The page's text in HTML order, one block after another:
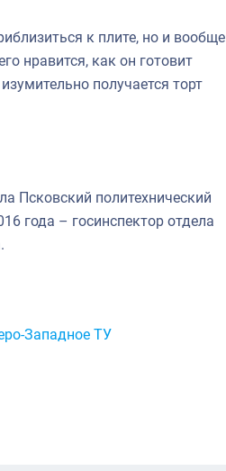
к плите, но и вообще
нравится, как он готовит
получается торт
Псковский политехнический
года – госинспектор отдела
Западное ТУ